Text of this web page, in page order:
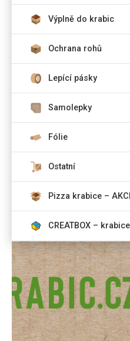
Výplně do krabic
Ochrana rohů
Lepící pásky
Samolepky
Fólie
Ostatní
Pizza krabice –
CREATBOX –